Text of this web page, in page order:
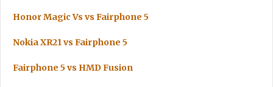
Honor Magic Vs vs Fairphone 5
Nokia XR21 vs Fairphone 5
Fairphone 5 vs HMD Fusion